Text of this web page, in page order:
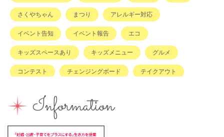
さくやちゃん まつり アレルギー対応
イベント告知 イベント報告 エコ
キッズスペースあり キッズメニュー グルメ
コンテスト チェンジングボード テイクアウト
バーベキュー ベビーカーOK
ベビ＊ステ マタニティ
Information